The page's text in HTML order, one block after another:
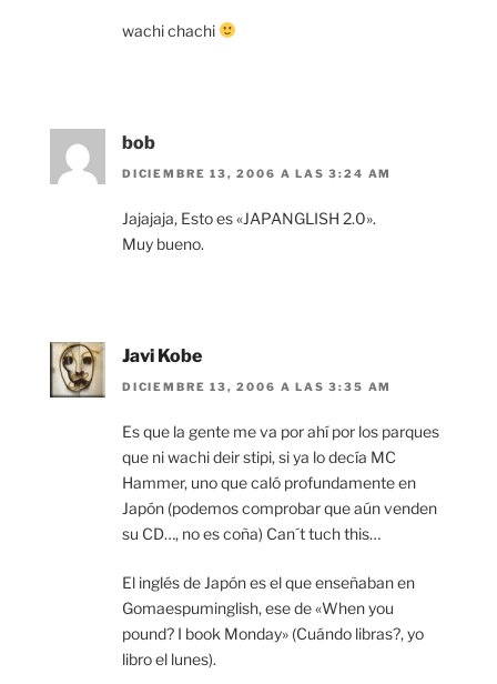
wachi chachi
bob
DICIEMBRE 13, 2006 A LAS 3:24 AM
Jajajaja, Esto es «JAPANGLISH 2.0».
Muy bueno.
Javi Kobe
DICIEMBRE 13, 2006 A LAS 3:35 AM
Es que la gente me va por ahí por los parques
que ni wachi deir stipi, si ya lo decía MC
Hammer, uno que caló profundamente en
Japón (podemos comprobar que aún venden
su CD…, no es coña) Can´t tuch this…
El inglés de Japón es el que enseñaban en
Gomaespuminglish, ese de «When you
pound? I book Monday» (Cuándo libras?, yo
libro el lunes).